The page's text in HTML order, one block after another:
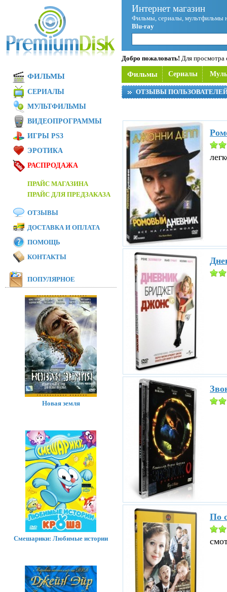
Интернет магазин
Фильмы, сериалы, мультфильмы
Blu-ray
Добро пожаловать! Для просмотра
Фильмы Сериалы
ОТЗЫВЫ
По
ФИЛЬМЫ
СЕРИАЛЫ
МУЛЬТФИЛЬМЫ
ВИДЕОПРОГРАММЫ
ИГРЫ PS3
ЭРОТИКА
РАСПРОДАЖА
ПРАЙС МАГАЗИНА
ПРАЙС ДЛЯ ПРЕДЗАКАЗА
ОТЗЫВЫ
ДОСТАВКА И ОПЛАТА
ПОМОЩЬ
КОНТАКТЫ
ПОПУЛЯРНОЕ
Новая земля
Смешарики: Любимые истории